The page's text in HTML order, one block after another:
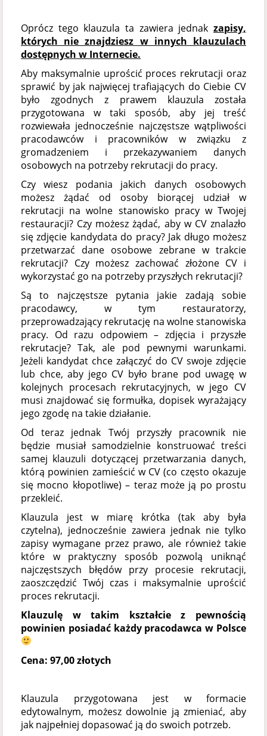
Oprócz tego klauzula ta zawiera jednak zapisy,
których nie znajdziesz w innych klauzulach
dostępnych w Internecie.
Aby maksymalnie uprościć proces rekrutacji oraz
sprawić by jak najwięcej trafiających do Ciebie CV
było zgodnych z prawem klauzula została
przygotowana w taki sposób, aby jej treść
rozwiewała jednocześnie najczęstsze wątpliwości
pracodawców i pracowników w związku z
gromadzeniem i przekazywaniem danych
osobowych na potrzeby rekrutacji do pracy.
Czy wiesz podania jakich danych osobowych
możesz żądać od osoby biorącej udział w
rekrutacji na wolne stanowisko pracy w Twojej
restauracji? Czy możesz żądać, aby w CV znalazło
się zdjęcie kandydata do pracy? Jak długo możesz
przetwarzać dane osobowe zebrane w trakcie
rekrutacji? Czy możesz zachować złożone CV i
wykorzystać go na potrzeby przyszłych rekrutacji?
Są to najczęstsze pytania jakie zadają sobie
pracodawcy, w tym restauratorzy,
przeprowadzający rekrutację na wolne stanowiska
pracy. Od razu odpowiem – zdjęcia i przyszłe
rekrutacje? Tak, ale pod pewnymi warunkami.
Jeżeli kandydat chce załączyć do CV swoje zdjęcie
lub chce, aby jego CV było brane pod uwagę w
kolejnych procesach rekrutacyjnych, w jego CV
musi znajdować się formułka, dopisek wyrażający
jego zgodę na takie działanie.
Od teraz jednak Twój przyszły pracownik nie
będzie musiał samodzielnie konstruować treści
samej klauzuli dotyczącej przetwarzania danych,
którą powinien zamieścić w CV (co często okazuje
się mocno kłopotliwe) – teraz może ją po prostu
przekleić.
Klauzula jest w miarę krótka (tak aby była
czytelna), jednocześnie zawiera jednak nie tylko
zapisy wymagane przez prawo, ale również takie
które w praktyczny sposób pozwolą uniknąć
najczęstszych błędów przy procesie rekrutacji,
zaoszczędzić Twój czas i maksymalnie uprościć
proces rekrutacji.
Klauzulę w takim kształcie z pewnością
powinien posiadać każdy pracodawca w Polsce
Cena: 97,00 złotych
Klauzula przygotowana jest w formacie
edytowalnym, możesz dowolnie ją zmieniać, aby
jak najpełniej dopasować ją do swoich potrzeb.